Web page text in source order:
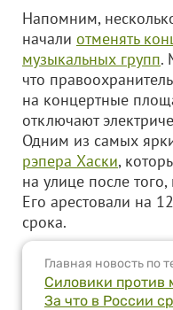
Напомним,
начали отменять
музыкальных групп.
что
на концертные
отключают
Одним из самых
рэпера Хаски,
на улице после
Его арестовали на
срока.
Главная новость по
Силовики против
За что в России